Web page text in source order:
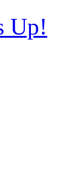
Up!